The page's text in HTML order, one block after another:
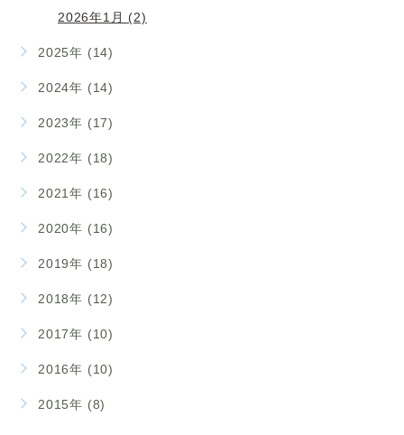
2026年1月 (2)
2025年 (14)
2024年 (14)
2023年 (17)
2022年 (18)
2021年 (16)
2020年 (16)
2019年 (18)
2018年 (12)
2017年 (10)
2016年 (10)
2015年 (8)